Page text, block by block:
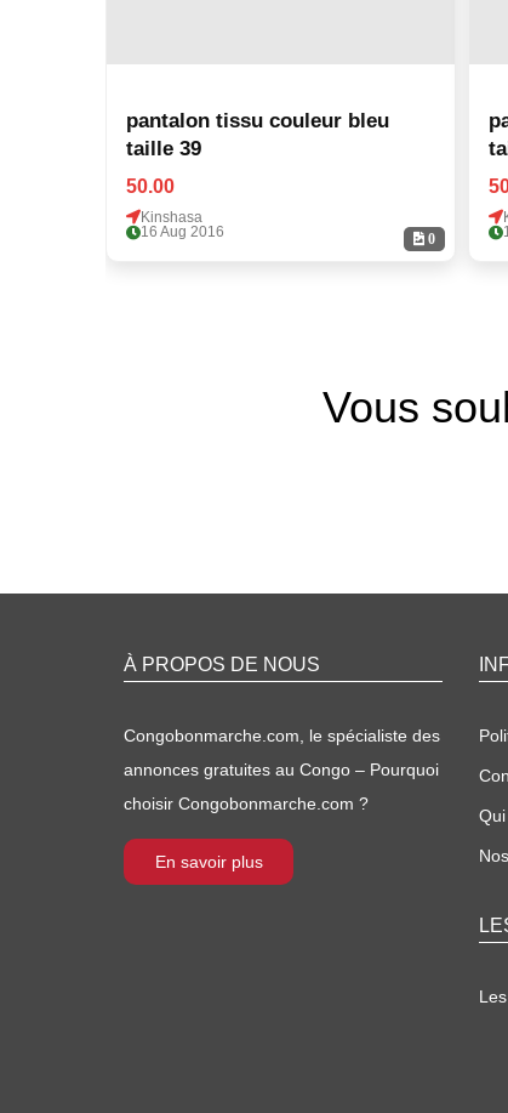
0
pantalon tissu couleur bleu
taille 39
50.00
Kinshasa
16 Aug 2016
Vous
À PROPOS DE NOUS
Congobonmarche.com, le spécialiste des
annonces gratuites au Congo – Pourquoi
choisir Congobonmarche.com ?
En savoir plus